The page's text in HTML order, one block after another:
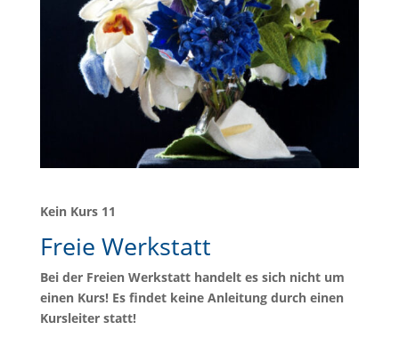
Kein Kurs 11
Freie Werkstatt
Bei der Freien Werkstatt handelt es sich nicht um
einen Kurs! Es findet keine Anleitung durch einen
Kursleiter statt!